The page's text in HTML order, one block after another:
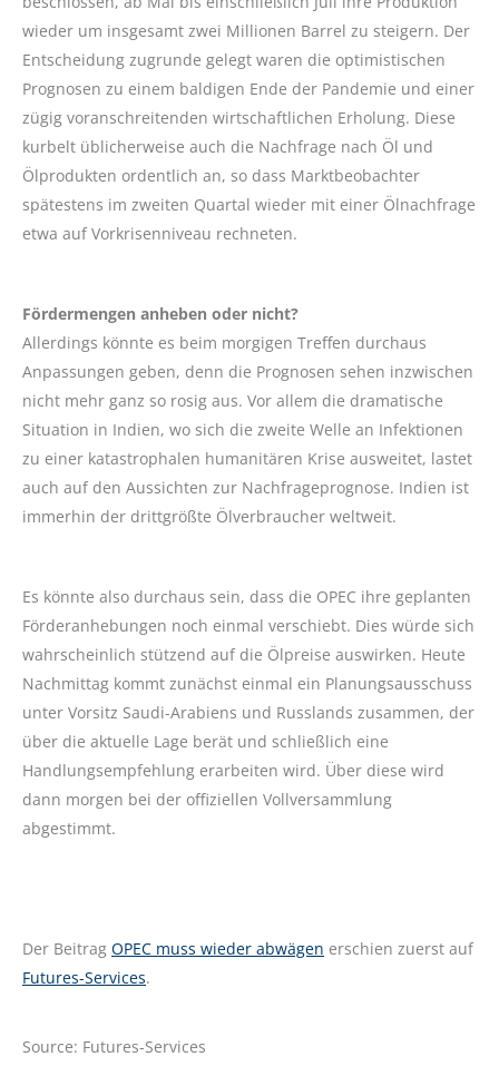
wieder um insgesamt zwei Millionen Barrel zu steigern. Der
Entscheidung zugrunde gelegt waren die optimistischen
Prognosen zu einem baldigen Ende der Pandemie und einer
zügig voranschreitenden wirtschaftlichen Erholung. Diese
kurbelt üblicherweise auch die Nachfrage nach Öl und
Ölprodukten ordentlich an, so dass Marktbeobachter
spätestens im zweiten Quartal wieder mit einer Ölnachfrage
etwa auf Vorkrisenniveau rechneten.
Fördermengen anheben oder nicht?
Allerdings könnte es beim morgigen Treffen durchaus
Anpassungen geben, denn die Prognosen sehen inzwischen
nicht mehr ganz so rosig aus. Vor allem die dramatische
Situation in Indien, wo sich die zweite Welle an Infektionen
zu einer katastrophalen humanitären Krise ausweitet, lastet
auch auf den Aussichten zur Nachfrageprognose. Indien ist
immerhin der drittgrößte Ölverbraucher weltweit.
Es könnte also durchaus sein, dass die OPEC ihre geplanten
Förderanhebungen noch einmal verschiebt. Dies würde sich
wahrscheinlich stützend auf die Ölpreise auswirken. Heute
Nachmittag kommt zunächst einmal ein Planungsausschuss
unter Vorsitz Saudi-Arabiens und Russlands zusammen, der
über die aktuelle Lage berät und schließlich eine
Handlungsempfehlung erarbeiten wird. Über diese wird
dann morgen bei der offiziellen Vollversammlung
abgestimmt.
Der Beitrag OPEC muss wieder abwägen erschien zuerst auf
Futures-Services.
Source: Futures-Services